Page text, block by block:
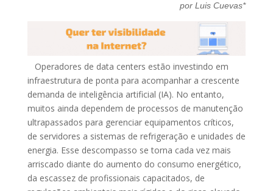
por Luis Cuevas*
Operadores de data centers estão investindo em
infraestrutura de ponta para acompanhar a crescente
demanda de inteligência artificial (IA). No entanto,
muitos ainda dependem de processos de manutenção
ultrapassados para gerenciar equipamentos críticos,
de servidores a sistemas de refrigeração e unidades de
energia. Esse descompasso se torna cada vez mais
arriscado diante do aumento do consumo energético,
da escassez de profissionais capacitados, de